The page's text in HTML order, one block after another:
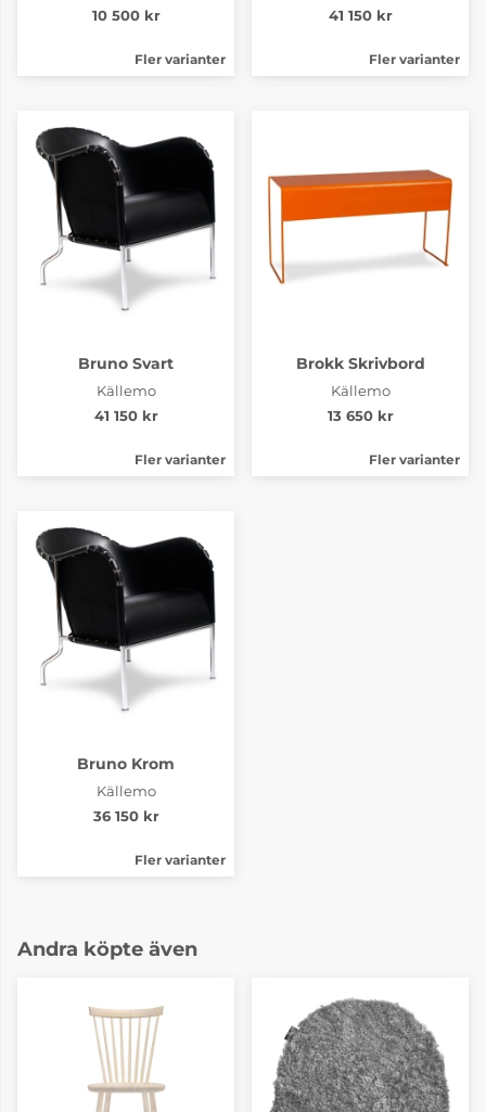
10 500 kr
Fler varianter
41 150 kr
Fler varianter
Bruno Svart
Källemo
41 150 kr
Fler varianter
Brokk Skrivbord
Källemo
13 650 kr
Fler varianter
Bruno Krom
Källemo
36 150 kr
Fler varianter
Andra köpte även